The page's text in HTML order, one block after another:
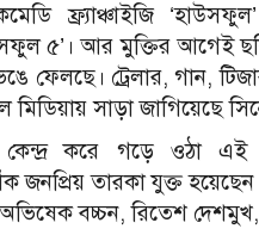
ফ্র্যাঞ্চাইজি
৫’। আর মুক্তির আগেই
ফেলছে। ট্রেলার, গান,
সাড়া জাগিয়েছে
করে গড়ে ওঠা এই
জনপ্রিয় তারকা যুক্ত
বচ্চন, রিতেশ দেশমুখ,